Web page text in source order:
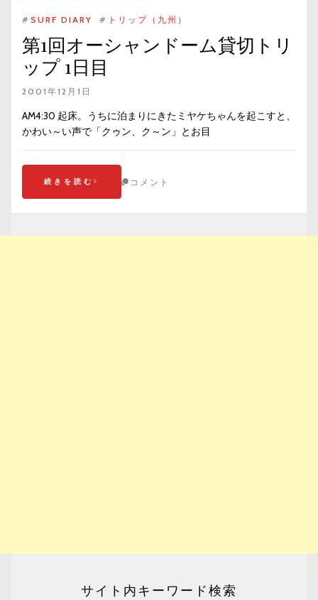
# SURF DIARY # トリップ（九州）
第1回オーシャンドーム貸切トリ
ップ 1日目
2001年12月1日
AM4:30 起床。うちに泊まりにきたミヤケちゃんを起こすと、
かわい～い声で「クゥン、ク～ン」とお目
続きを読む コメント
サイト内キーワード検索